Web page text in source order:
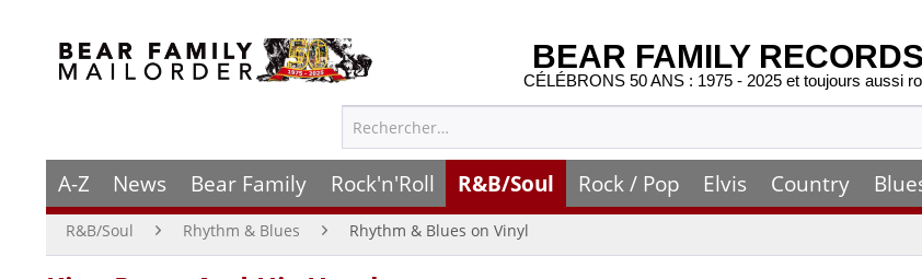
BEAR FAMILY RECORDS
CÉLÉBRONS 50 ANS : 1975 - 2025 et toujours aussi
A-Z News Bear Family Rock'n'Roll R&B/Soul Rock / Pop Elvis Country
R&B/Soul Rhythm & Blues Rhythm & Blues on Vinyl